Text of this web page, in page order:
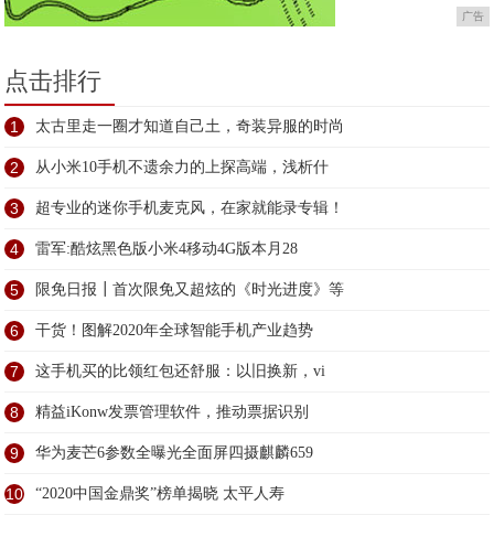
广告
点击排行
1 太古里走一圈才知道自己土，奇装异服的时尚
2 从小米10手机不遗余力的上探高端，浅析什
3 超专业的迷你手机麦克风，在家就能录专辑！
4 雷军:酷炫黑色版小米4移动4G版本月28
5 限免日报┃首次限免又超炫的《时光进度》等
6 干货！图解2020年全球智能手机产业趋势
7 这手机买的比领红包还舒服：以旧换新，vi
8 精益iKonw发票管理软件，推动票据识别
9 华为麦芒6参数全曝光全面屏四摄麒麟659
10 “2020中国金鼎奖”榜单揭晓 太平人寿